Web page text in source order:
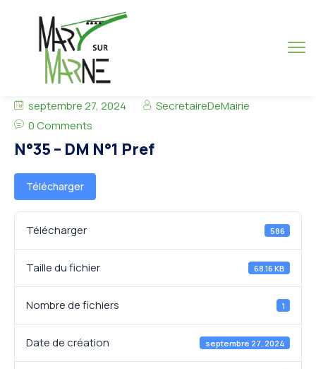
septembre 27, 2024
SecretaireDeMairie
0 Comments
N°35 – DM N°1 Pref
Télécharger
Télécharger 586
Taille du fichier 68.16 KB
Nombre de fichiers 1
Date de création septembre 27, 2024